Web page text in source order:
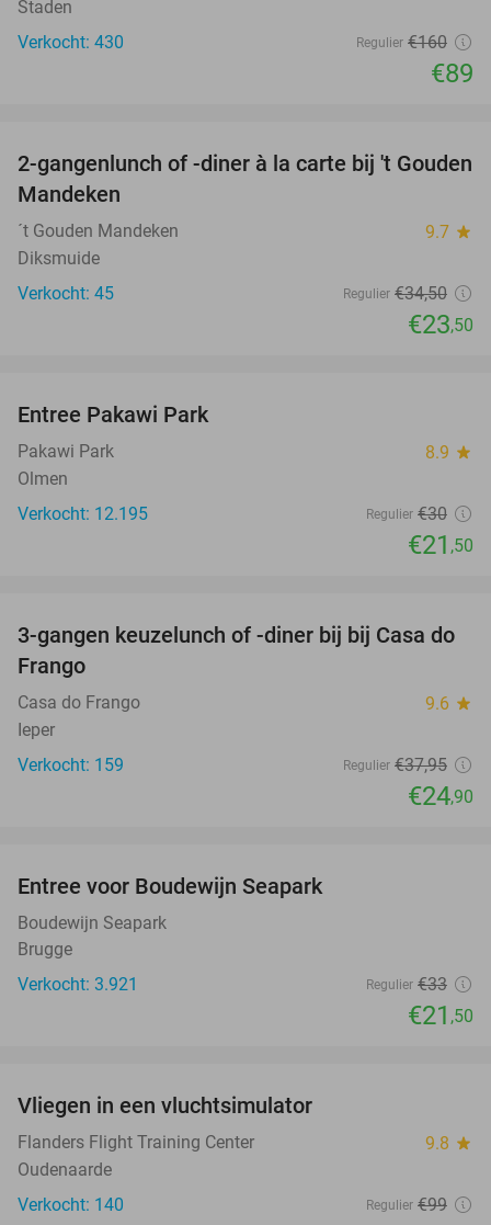
Staden
Verkocht: 430
Regulier €160
€89
32%
2-gangenlunch of -diner à la carte bij 't Gouden
Mandeken
´t Gouden Mandeken 9.7 star
Diksmuide
Verkocht: 45
Regulier €34,50
€23,50
Entree Pakawi Park
Pakawi Park 8.9 star
Olmen
Verkocht: 12.195
Regulier €30
€21 ,50
34%
3-gangen keuzelunch of -diner bij bij Casa do
Frango
Casa do Frango 9.6 star
Ieper
Verkocht: 159
Regulier €37,95
€24,90
Entree voor Boudewijn Seapark
Boudewijn Seapark
Brugge
Verkocht: 3.921
Regulier €33
€21 ,50
Vliegen in een vluchtsimulator
Flanders Flight Training Center 9.8 star
Oudenaarde
Verkocht: 140
Regulier €99